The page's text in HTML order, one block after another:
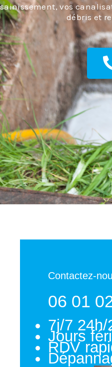
vos
débris et
Contactez-
06 01
7j/7 24h/
Jours
RDV